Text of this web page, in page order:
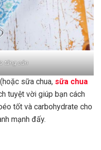
tăng cân
sữa chua, sữa chua
tuyệt vời giúp bạn cách
tốt và carbohydrate cho
mạnh đấy.